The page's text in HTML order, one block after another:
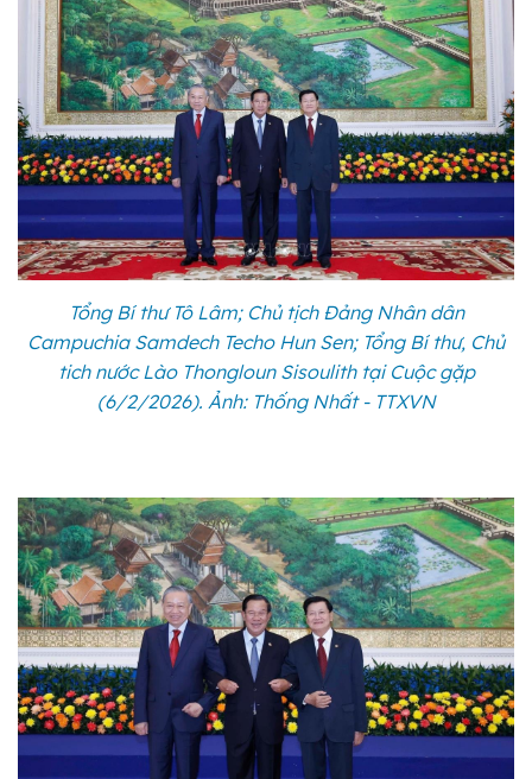
Tổng Bí thư Tô Lâm; Chủ tịch Đảng Nhân dân
Campuchia Samdech Techo Hun Sen; Tổng Bí thư, Chủ
tich nước Lào Thongloun Sisoulith tại Cuộc gặp
(6/2/2026). Ảnh: Thống Nhất - TTXVN